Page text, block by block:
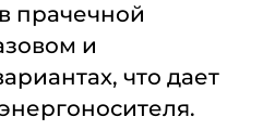
прачечной
и
что дает